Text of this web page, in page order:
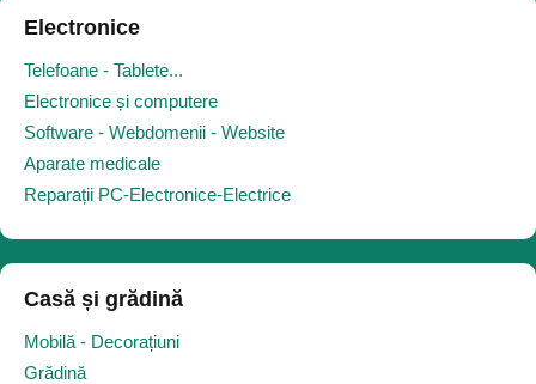
Electronice
Telefoane - Tablete...
Electronice și computere
Software - Webdomenii - Website
Aparate medicale
Reparații PC-Electronice-Electrice
Casă și grădină
Mobilă - Decorațiuni
Grădină